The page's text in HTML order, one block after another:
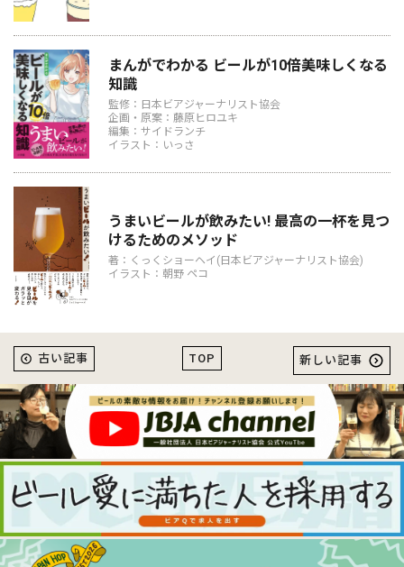
まんがでわかる ビールが10倍美味しくなる
知識
監修：日本ビアジャーナリスト協会
企画・原案：藤原ヒロユキ
編集：サイドランチ
イラスト：いっさ
うまいビールが飲みたい! 最高の一杯を見つ
けるためのメソッド
著：くっくショーヘイ(日本ビアジャーナリスト協会)
イラスト：朝野 ペコ
TOP
古い記事 新しい記事